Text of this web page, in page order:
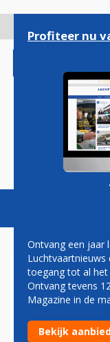
gaan
Magazine
ALC:
VIJFTIG
XLR'S
Profiteer nu
Ontvang een jaar
Luchtvaartnieuws
toegang tot al het
Ontvang tevens
Magazine in de
Bekijk